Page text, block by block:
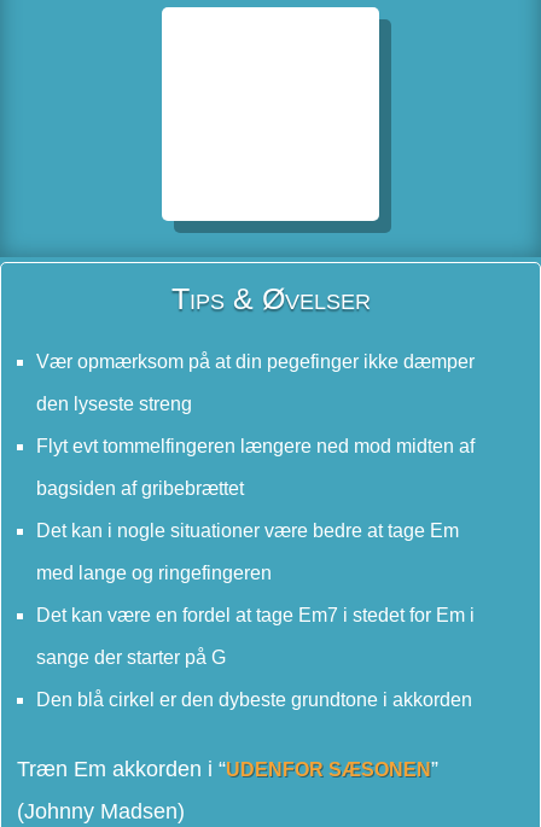
Tips & Øvelser
Vær opmærksom på at din pegefinger ikke dæmper
den lyseste streng
Flyt evt tommelfingeren længere ned mod midten af
bagsiden af gribebrættet
Det kan i nogle situationer være bedre at tage Em
med lange og ringefingeren
Det kan være en fordel at tage Em7 i stedet for Em i
sange der starter på G
Den blå cirkel er den dybeste grundtone i akkorden
Træn Em akkorden i “UDENFOR SÆSONEN”
(Johnny Madsen)